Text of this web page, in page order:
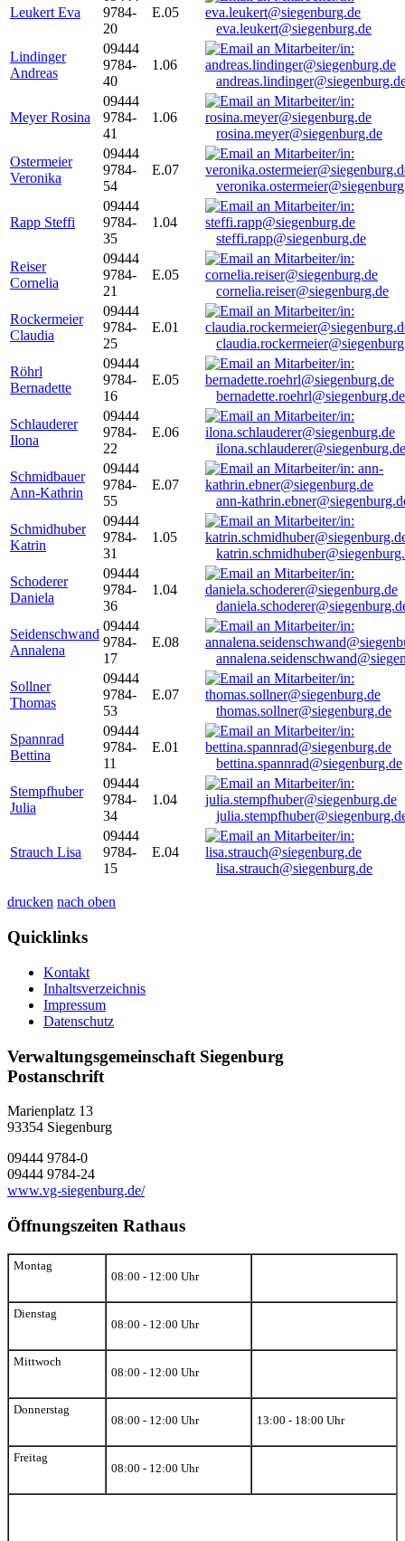
Leukert Eva
9784-
20
E.05
eva.leukert@siegenburg.de
Lindinger
Andreas
09444
9784-
40
1.06
Meyer Rosina
09444
9784-
41
1.06
rosina.meyer@siegenburg.de
Ostermeier
Veronika
09444
9784-
54
E.07
Rapp Steffi
09444
9784-
35
1.04
steffi.rapp@siegenburg.de
Reiser
Cornelia
09444
9784-
21
E.05
cornelia.reiser@siegenburg.de
Rockermeier
Claudia
09444
9784-
25
E.01
Röhrl
Bernadette
09444
9784-
16
E.05
bernadette.roehrl@siegenburg.de
Schlauderer
Ilona
09444
9784-
22
E.06
ilona.schlauderer@siegenburg.de
Schmidbauer
Ann-Kathrin
09444
9784-
55
E.07
ann-
Schmidhuber
Katrin
09444
9784-
31
1.05
Schoderer
Daniela
09444
9784-
36
1.04
Seidenschwand
Annalena
09444
9784-
17
E.08
Sollner
Thomas
09444
9784-
53
E.07
thomas.sollner@siegenburg.de
Spannrad
Bettina
09444
9784-
11
E.01
bettina.spannrad@siegenburg.de
Stempfhuber
Julia
09444
9784-
34
1.04
Strauch Lisa
09444
9784-
15
E.04
lisa.strauch@siegenburg.de
drucken nach oben
Quicklinks
Kontakt
Inhaltsverzeichnis
Impressum
Datenschutz
Verwaltungsgemeinschaft Siegenburg
Postanschrift
Marienplatz 13
93354 Siegenburg
09444 9784-0
09444 9784-24
www.vg-siegenburg.de/
Öffnungszeiten Rathaus
Montag
08:00 - 12:00 Uhr
Dienstag
08:00 - 12:00 Uhr
Mittwoch
08:00 - 12:00 Uhr
Donnerstag
08:00 - 12:00 Uhr
13:00 - 18:00 Uhr
Freitag
08:00 - 12:00 Uhr